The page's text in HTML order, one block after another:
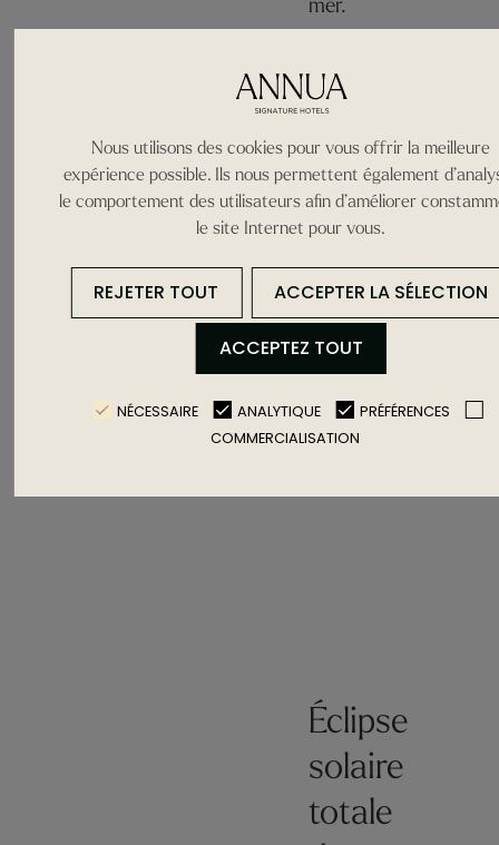
mer.
Éclipse
solaire
totale
Nous utilisons des cookies pour vous offrir la meilleure
expérience possible. Ils nous permettent également
le comportement des utilisateurs afin d’améliorer
le site Internet pour vous.
REJETER TOUT ACCEPTER LA SÉLECTION
ACCEPTEZ TOUT
NÉCESSAIRE ANALYTIQUE
PRÉFÉRENCES
COMMERCIALISATION